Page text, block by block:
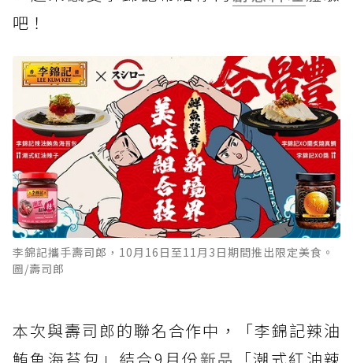
吧！
李錦記攜手壽司郎，10月16日至11月3日期間推出限定美食。
圖/壽司郎
本次與壽司郎的聯名合作中，「李錦記辣油